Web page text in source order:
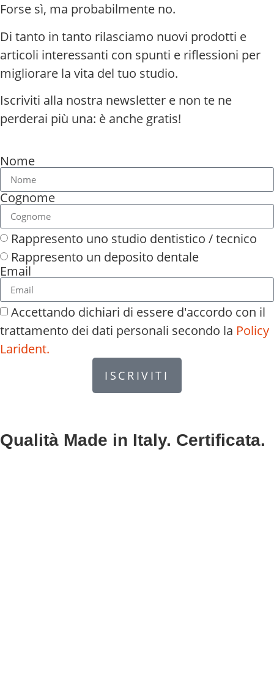
Forse sì, ma probabilmente no.
Di tanto in tanto rilasciamo nuovi prodotti e
articoli interessanti con spunti e riflessioni per
migliorare la vita del tuo studio.
Iscriviti alla nostra newsletter e non te ne
perderai più una: è anche gratis!
Nome
Cognome
Rappresento uno studio dentistico / tecnico
Rappresento un deposito dentale
Email
Accettando dichiari di essere d'accordo con il
trattamento dei dati personali secondo la Policy
Larident.
ISCRIVITI
Qualità Made in Italy. Certificata.